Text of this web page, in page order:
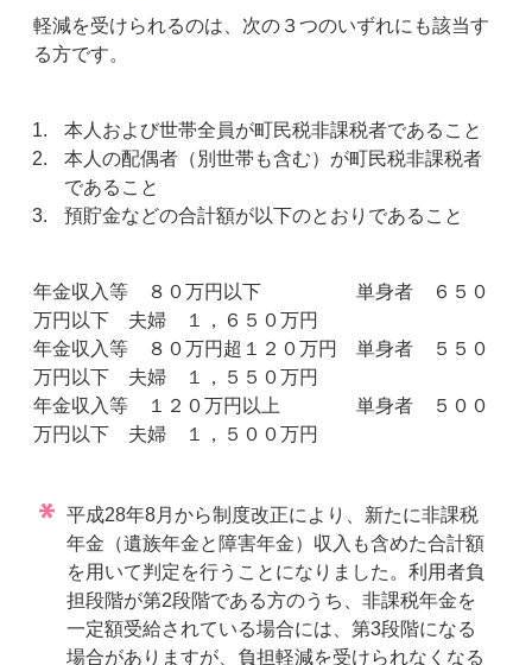
軽減を受けられるのは、次の３つのいずれにも該当す
る方です。
本人および世帯全員が町民税非課税者であること
本人の配偶者（別世帯も含む）が町民税非課税者
であること
預貯金などの合計額が以下のとおりであること
年金収入等 ８０万円以下 単身者 ６５０
万円以下 夫婦 １，６５０万円
年金収入等 ８０万円超１２０万円 単身者 ５５０
万円以下 夫婦 １，５５０万円
年金収入等 １２０万円以上 単身者 ５００
万円以下 夫婦 １，５００万円
平成28年8月から制度改正により、新たに非課税
年金（遺族年金と障害年金）収入も含めた合計額
を用いて判定を行うことになりました。利用者負
担段階が第2段階である方のうち、非課税年金を
一定額受給されている場合には、第3段階になる
場合がありますが、負担軽減を受けられなくなる